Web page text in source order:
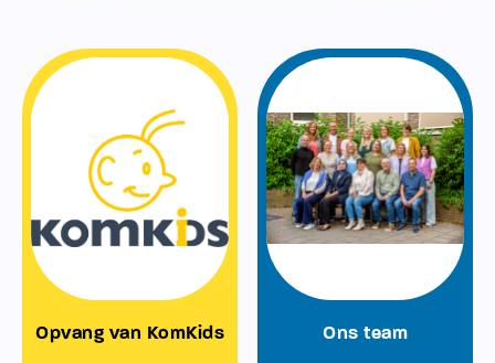
Opvang van KomKids Ons team